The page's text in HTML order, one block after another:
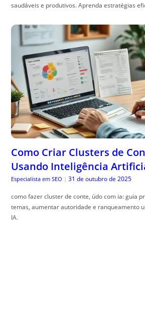
saudáveis e produtivos. Aprenda estratégias
Como Criar Clusters de
Usando Inteligência
Especialista em SEO | 31 de outubro de 2025
como fazer cluster de conte, údo com ia: guia
temas, aumentar autoridade e ranqueamento
IA.